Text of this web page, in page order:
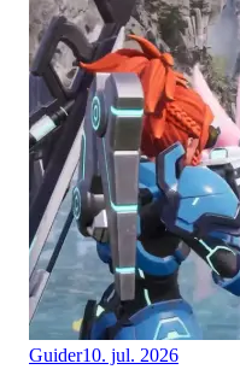
Guider10. jul. 2026